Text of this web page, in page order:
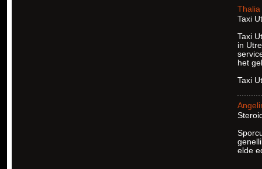
Thalia
Taxi
Taxi
in
het
Taxi
elde